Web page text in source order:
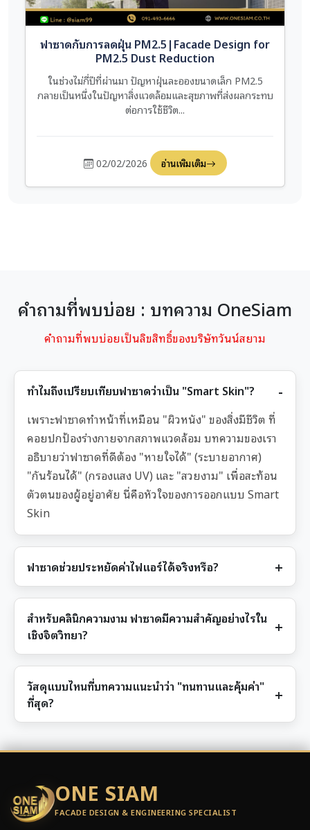
ฟาซาดกับการลดฝุ่น PM2.5|Facade Design for
PM2.5 Dust Reduction
ในช่วงไม่กี่ปีที่ผ่านมา ปัญหาฝุ่นละอองขนาดเล็ก PM2.5
กลายเป็นหนึ่งในปัญหาสิ่งแวดล้อมและสุขภาพที่ส่งผลกระทบ
ต่อการใช้ชีวิต...
02/02/2026 อ่านเพิ่มเติม
คำถามที่พบบ่อย : บทความ OneSiam
คำถามที่พบบ่อยเป็นลิขสิทธิ์ของบริษัทวันน์สยาม
ทำไมถึงเปรียบเทียบฟาซาดว่าเป็น "Smart Skin"?
เพราะฟาซาดทำหน้าที่เหมือน "ผิวหนัง" ของสิ่งมีชีวิต ที่
คอยปกป้องร่างกายจากสภาพแวดล้อม บทความของเรา
อธิบายว่าฟาซาดที่ดีต้อง "หายใจได้" (ระบายอากาศ)
"กันร้อนได้" (กรองแสง UV) และ "สวยงาม" เพื่อสะท้อน
ตัวตนของผู้อยู่อาศัย นี่คือหัวใจของการออกแบบ Smart
Skin
ฟาซาดช่วยประหยัดค่าไฟแอร์ได้จริงหรือ?
สำหรับคลินิกความงาม ฟาซาดมีความสำคัญอย่างไรใน
เชิงจิตวิทยา?
วัสดุแบบไหนที่บทความแนะนำว่า "ทนทานและคุ้มค่า"
ที่สุด?
ONE SIAM
FACADE DESIGN & ENGINEERING SPECIALIST